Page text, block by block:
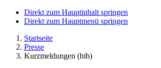
Direkt zum Hauptinhalt springen
Direkt zum Hauptmenü springen
Startseite
Presse
Kurzmeldungen (hib)